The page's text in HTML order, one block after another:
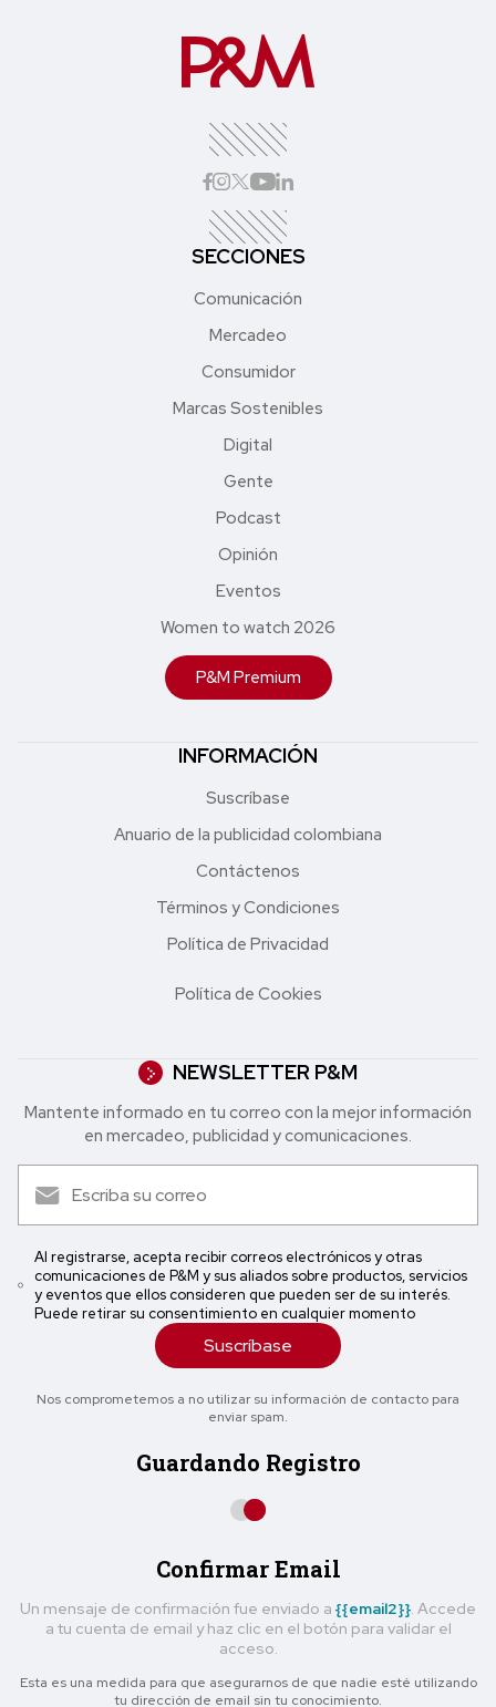
SECCIONES
Comunicación
Mercadeo
Consumidor
Marcas Sostenibles
Digital
Gente
Podcast
Opinión
Eventos
Women to watch 2026
P&M Premium
INFORMACIÓN
Suscríbase
Anuario de la publicidad colombiana
Contáctenos
Términos y Condiciones
Política de Privacidad
Política de Cookies
NEWSLETTER P&M
Mantente informado en tu correo con la mejor in formación
en mercadeo, publicidad y comunicaciones.
Al registrarse, acepta recibir correos electrónicos y otras
comunicaciones de P&M y sus aliados sobre productos, servicios
y eventos que ellos consideren que pueden ser de su interés.
Puede retirar su consentimiento en cualquier momento
Suscríbase
Nos comprometemos a no utilizar su información de contacto para
enviar spam.
Guardando Registro
Confirmar Email
Un mensaje de confirmación fue enviado a {{email2}} . Accede
a tu cuenta de email y haz clic en el botón para validar el
acceso.
Esta es una medida para que asegurarnos de que nadie esté utilizando
tu dirección de email sin tu conocimiento.